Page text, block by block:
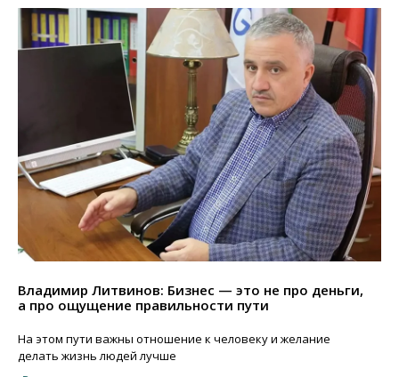
Владимир Литвинов: Бизнес — это не про деньги,
а про ощущение правильности пути
На этом пути важны отношение к человеку и желание
делать жизнь людей лучше